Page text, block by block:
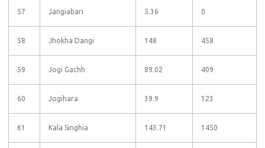
57 Jangiabari 5.36 0
58 Jhokha Dangi 148 458
59 Jogi Gachh 89.02 409
60 Jogihara 39.9 123
61 Kala Singhia 143.71 1450